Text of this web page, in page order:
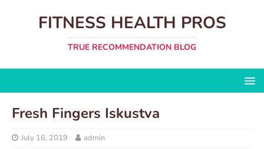
FITNESS HEALTH PROS
TRUE RECOMMENDATION BLOG
Fresh Fingers Iskustva
July 16, 2019 admin